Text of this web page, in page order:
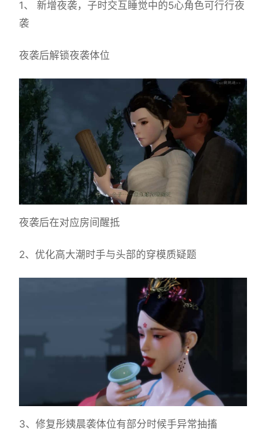
1、 新增夜袭，子时交互睡觉中的5心角色可行行夜
袭
夜袭后解锁夜袭体位
夜袭后在对应房间醒抵
2、优化高大潮时手与头部的穿模质疑题
3、修复彤姨晨袭体位有部分时候手异常抽搐